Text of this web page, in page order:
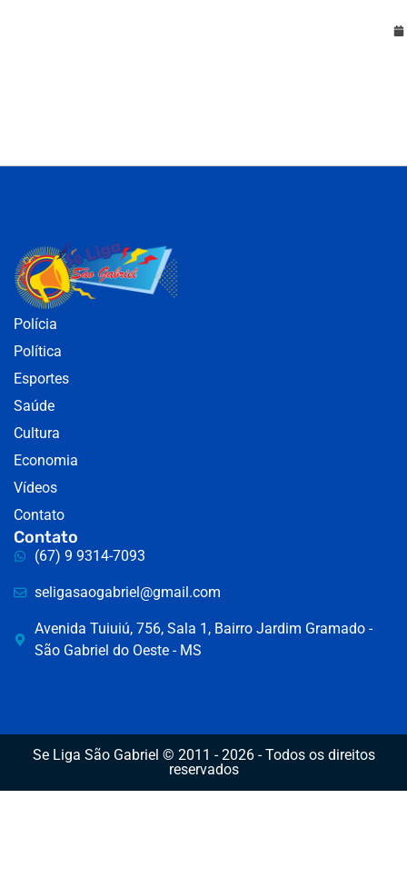
Polícia
Política
Esportes
Saúde
Cultura
Economia
Vídeos
Contato
Contato
(67) 9 9314-7093
seligasaogabriel@gmail.com
Avenida Tuiuiú, 756, Sala 1, Bairro Jardim Gramado -
São Gabriel do Oeste - MS
Se Liga São Gabriel © 2011 - 2026 - Todos os direitos
reservados